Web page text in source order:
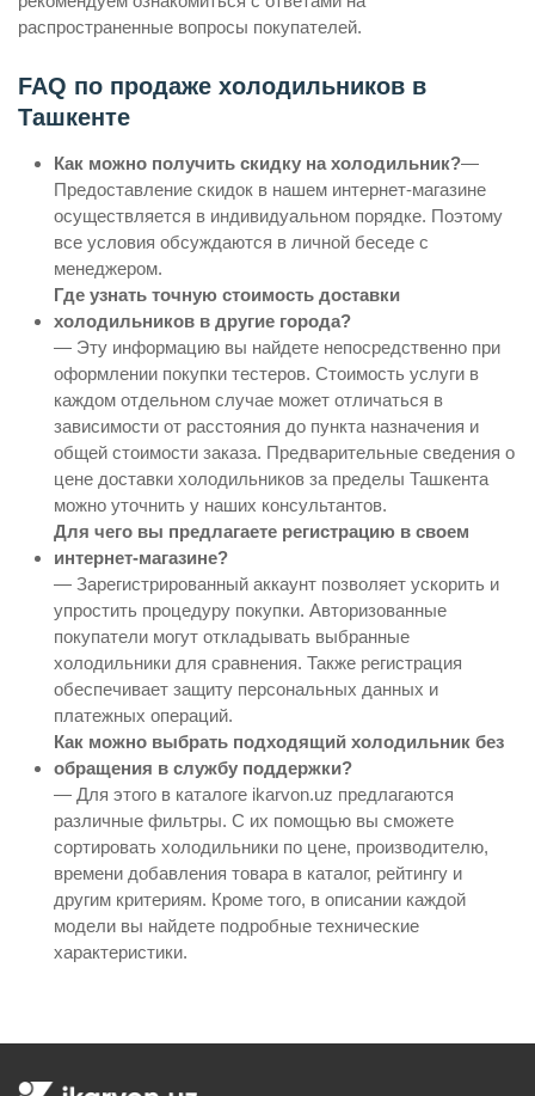
распространенные вопросы покупателей.
FAQ по продаже холодильников в
Ташкенте
Как можно получить скидку на холодильник?—
Предоставление скидок в нашем интернет-магазине
осуществляется в индивидуальном порядке. Поэтому
все условия обсуждаются в личной беседе с
менеджером.
Где узнать точную стоимость доставки
холодильников в другие города?
— Эту информацию вы найдете непосредственно при
оформлении покупки тестеров. Стоимость услуги в
каждом отдельном случае может отличаться в
зависимости от расстояния до пункта назначения и
общей стоимости заказа. Предварительные сведения о
цене доставки холодильников за пределы Ташкента
можно уточнить у наших консультантов.
Для чего вы предлагаете регистрацию в своем
интернет-магазине?
— Зарегистрированный аккаунт позволяет ускорить и
упростить процедуру покупки. Авторизованные
покупатели могут откладывать выбранные
холодильники для сравнения. Также регистрация
обеспечивает защиту персональных данных и
платежных операций.
Как можно выбрать подходящий холодильник без
обращения в службу поддержки?
— Для этого в каталоге ikarvon.uz предлагаются
различные фильтры. С их помощью вы сможете
сортировать холодильники по цене, производителю,
времени добавления товара в каталог, рейтингу и
другим критериям. Кроме того, в описании каждой
модели вы найдете подробные технические
характеристики.